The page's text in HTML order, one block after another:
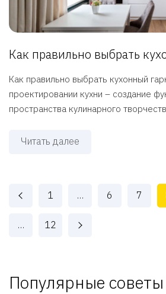
Как правильно выбрать
Как правильно выбрать кухонный
проектировании кухни – создание
пространства кулинарного
Читать далее
1 … 6 7
… 12
Популярные советы